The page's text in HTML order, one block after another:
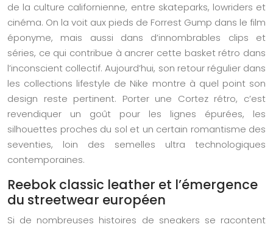
de la culture californienne, entre skateparks, lowriders et
cinéma. On la voit aux pieds de Forrest Gump dans le film
éponyme, mais aussi dans d’innombrables clips et
séries, ce qui contribue à ancrer cette basket rétro dans
l’inconscient collectif. Aujourd’hui, son retour régulier dans
les collections lifestyle de Nike montre à quel point son
design reste pertinent. Porter une Cortez rétro, c’est
revendiquer un goût pour les lignes épurées, les
silhouettes proches du sol et un certain romantisme des
seventies, loin des semelles ultra technologiques
contemporaines.
Reebok classic leather et l’émergence
du streetwear européen
Si de nombreuses histoires de sneakers se racontent